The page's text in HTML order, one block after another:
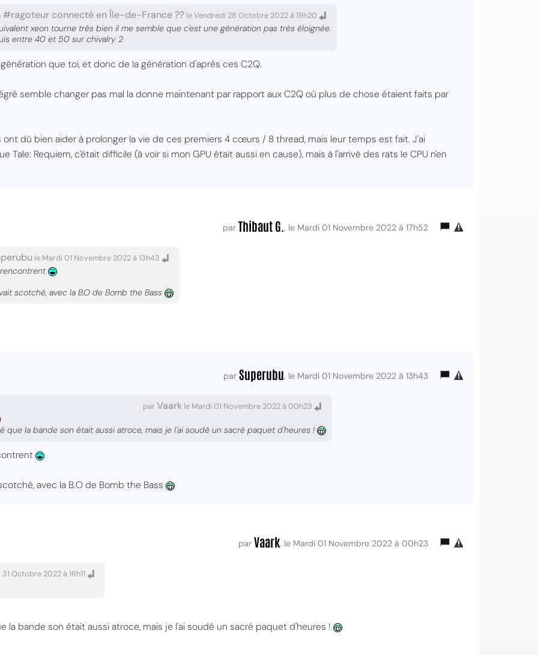
#ragoteur connecté en Île-de-France ?? le Vendredi 28 Octobre 2022 à 19h20
xeon tourne très bien il me semble que c'est une génération pas très éloignée.
entre 40 et 50 sur chivalry 2
que toi, et donc de la génération d'après ces C2Q.
semble changer pas mal la donne maintenant par rapport aux C2Q où plus de chose étaient faits par
ont dû bien aider à prolonger la vie de ces premiers 4 cœurs / 8 thread, mais leur temps est fait. J'ai
Tale: Requiem, c'était difficile (à voir si mon GPU était aussi en cause), mais à l'arrivé des rats le CPU n'en
par Thibaut G. , le Mardi 01 Novembre 2022 à 17h52
le Mardi 01 Novembre 2022 à 13h43
scotché, avec la B.O de Bomb the Bass
par Superubu, le Mardi 01 Novembre 2022 à 13h43
parVaark le Mardi 01 Novembre 2022 à 00h23
que la bande son était aussi atroce, mais je l'ai soudé un sacré paquet d'heures !
avec la B.O de Bomb the Bass
par Vaark, le Mardi 01 Novembre 2022 à 00h23
Octobre 2022 à 16h11
la bande son était aussi atroce, mais je l'ai soudé un sacré paquet d'heures !